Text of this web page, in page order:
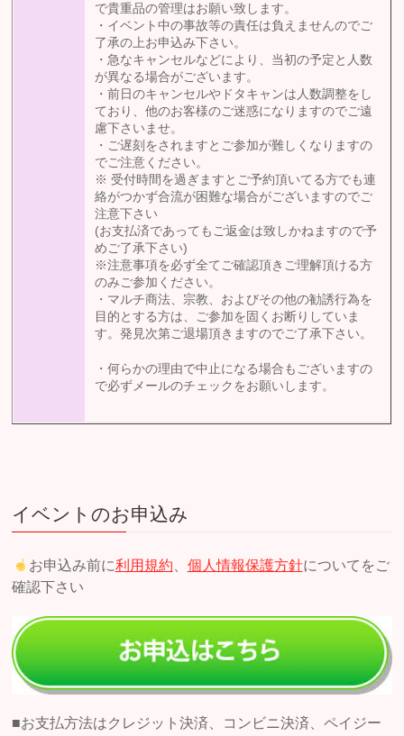
で貴重品の管理はお願い致します。
・イベント中の事故等の責任は負えませんのでご
了承の上お申込み下さい。
・急なキャンセルなどにより、当初の予定と人数
が異なる場合がございます。
・前日のキャンセルやドタキャンは人数調整をし
ており、他のお客様のご迷惑になりますのでご遠
慮下さいませ。
・ご遅刻をされますとご参加が難しくなりますの
でご注意ください。
※ 受付時間を過ぎますとご予約頂いてる方でも連
絡がつかず合流が困難な場合がございますのでご
注意下さい
(お支払済であってもご返金は致しかねますので予
めご了承下さい)
※注意事項を必ず全てご確認頂きご理解頂ける方
のみご参加ください。
・マルチ商法、宗教、およびその他の勧誘行為を
目的とする方は、ご参加を固くお断りしていま
す。発見次第ご退場頂きますのでご了承下さい。
・何らかの理由で中止になる場合もございますの
で必ずメールのチェックをお願いします。
イベントのお申込み
お申込み前に利用規約 個人情報保護方針についてをご
確認下さい
■お支払方法はクレジット決済、コンビニ決済、ペイジー